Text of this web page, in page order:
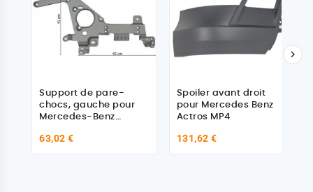
Support de pare-
chocs, gauche pour
Mercedes-Benz
AROCS 964
63,02 €
Spoiler avant droit
pour Mercedes Benz
Actros MP4
131,62 €
